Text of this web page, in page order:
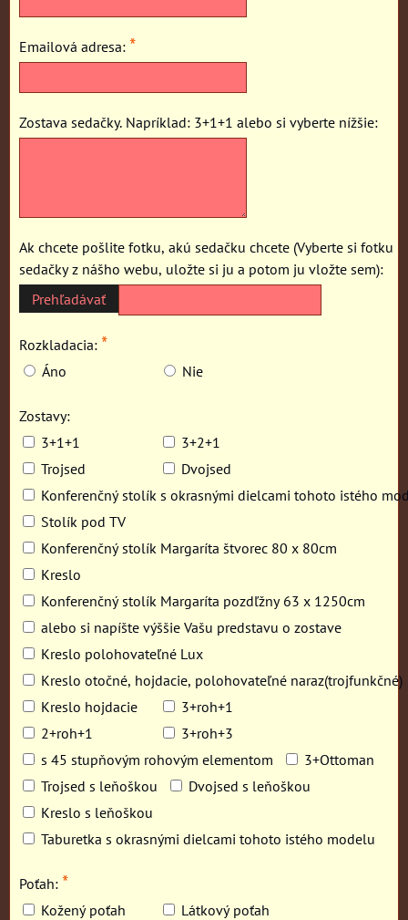
Emailová adresa: *
Zostava sedačky. Napríklad: 3+1+1 alebo si vyberte nížšie:
Ak chcete pošlite fotku, akú sedačku chcete (Vyberte si fotku
sedačky z nášho webu, uložte si ju a potom ju vložte sem):
Rozkladacia: *
Áno Nie
Zostavy:
3+1+1
3+2+1
Trojsed
Dvojsed
Konferenčný stolík s okrasnými dielcami tohoto istého
Stolík pod TV
Konferenčný stolík Margaríta štvorec 80 x 80cm
Kreslo
Konferenčný stolík Margaríta pozdľžny 63 x 1250cm
alebo si napíšte výššie Vašu predstavu o zostave
Kreslo polohovateľné Lux
Kreslo otočné, hojdacie, polohovateľné naraz(trojfunkčné)
Kreslo hojdacie
3+roh+1
2+roh+1
3+roh+3
s 45 stupňovým rohovým elementom
3+Ottoman
Trojsed s leňoškou
Dvojsed s leňoškou
Kreslo s leňoškou
Taburetka s okrasnými dielcami tohoto istého modelu
Poťah: *
Kožený poťah
Látkový poťah